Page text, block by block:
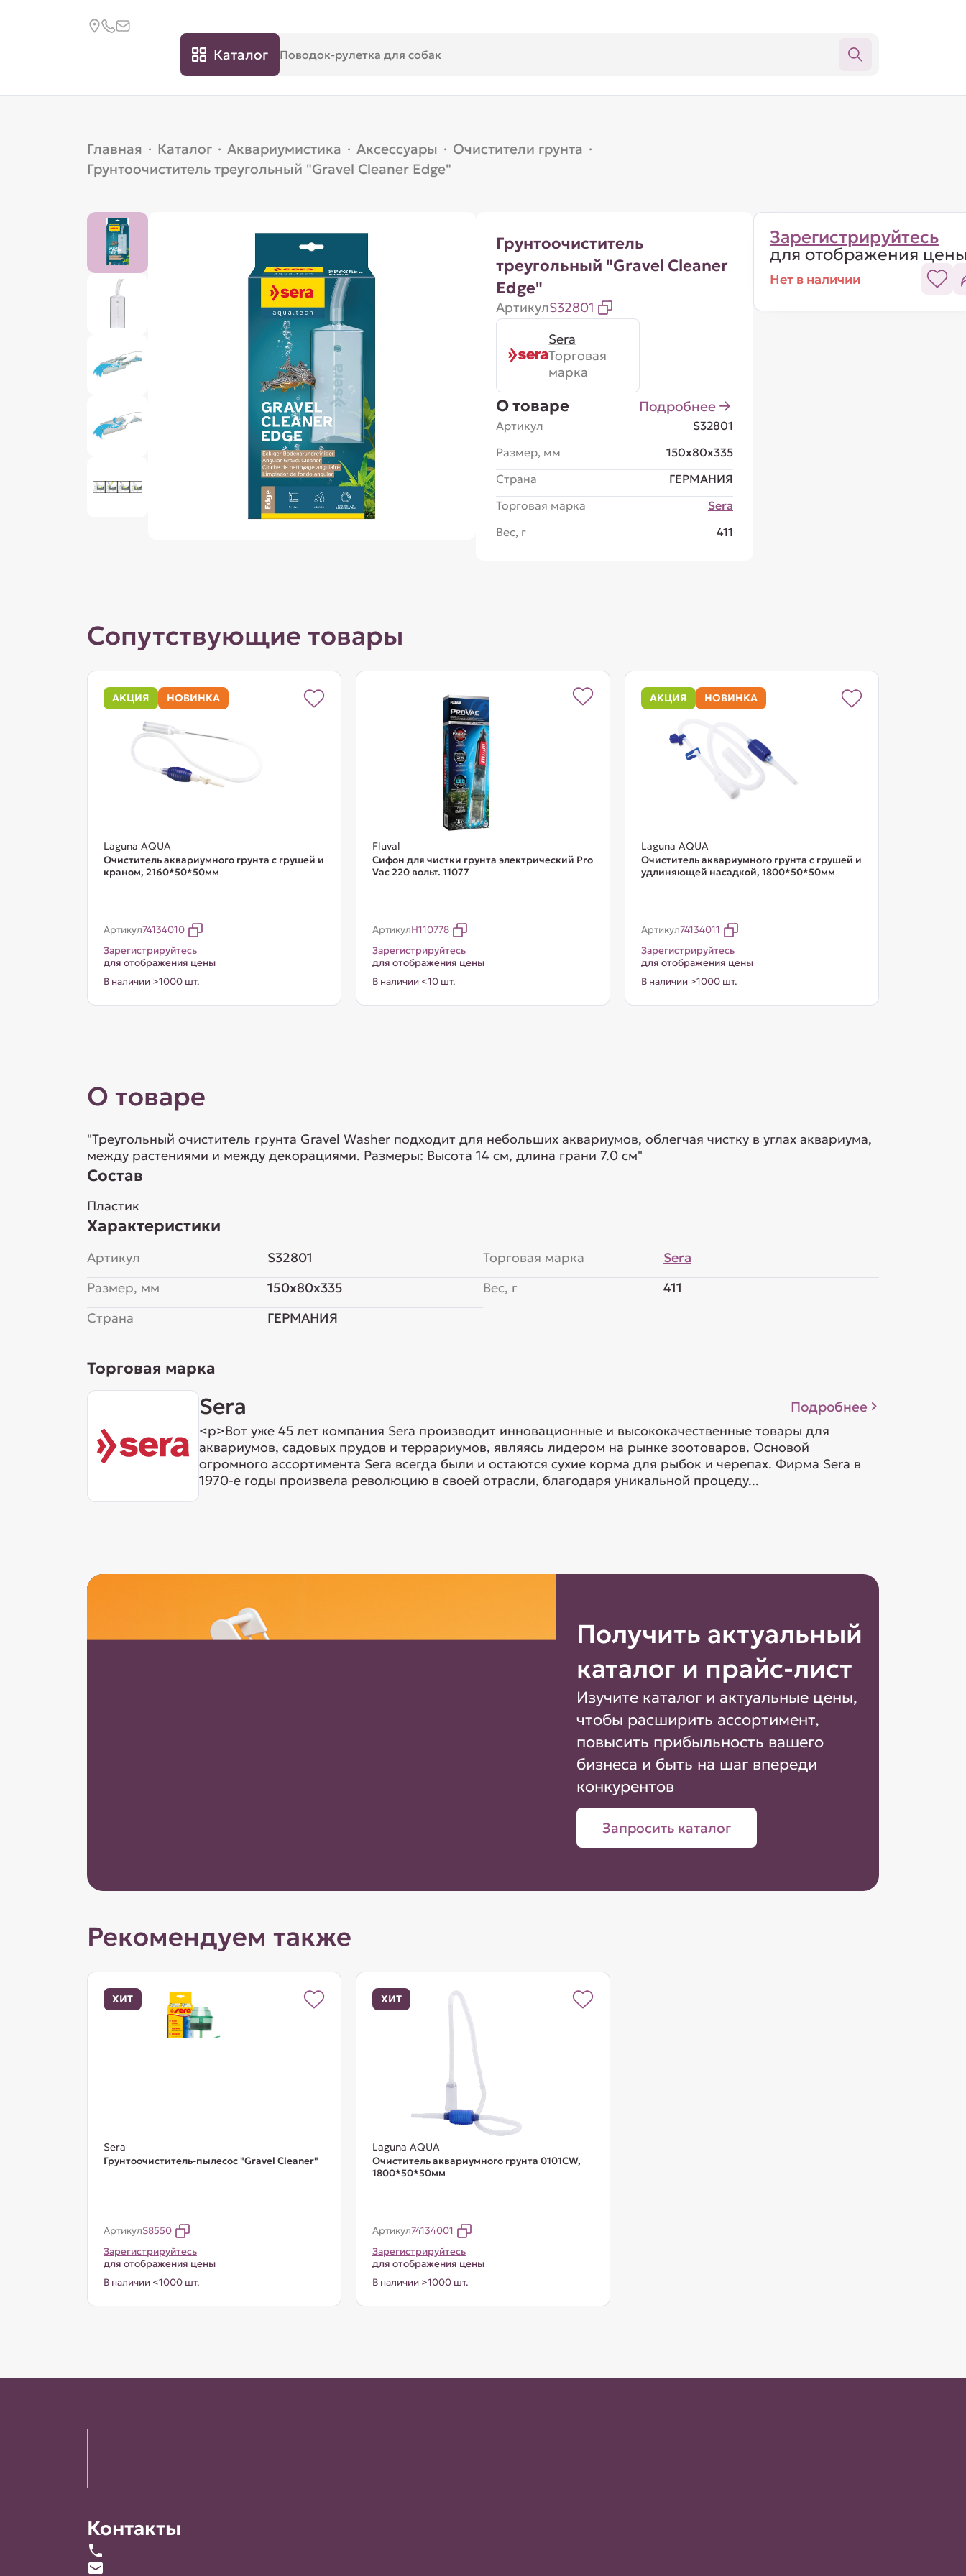
Каталог
Главная · Каталог · Аквариумистика · Аксессуары · Очистители грунта ·
Грунтоочиститель треугольный "Gravel Cleaner Edge"
Грунтоочиститель
треугольный "Gravel Cleaner
Edge"
АртикулS32801
Sera
Торговая
марка
О товаре Подробнее
Артикул
S32801
Размер, мм
150x80x335
Страна
ГЕРМАНИЯ
Торговая марка
Sera
Вес, г
411
Зарегистрируйтесь
для отображения
Нет в наличии
Сопутствующие товары
АКЦИЯ НОВИНКА
Laguna AQUA
Очиститель аквариумного грунта с грушей и
краном, 2160*50*50мм
Артикул74134010
Зарегистрируйтесь
для отображения цены
В наличии >1000 шт.
Fluval
Сифон для чистки грунта электрический Pro
Vac 220 вольт. 11077
АртикулH110778
Зарегистрируйтесь
для отображения цены
В наличии <10 шт.
АКЦИЯ НОВИНКА
Laguna AQUA
Очиститель аквариумного грунта с грушей и
удлиняющей насадкой, 1800*50*50мм
Артикул74134011
Зарегистрируйтесь
для отображения цены
В наличии >1000 шт.
О товаре
"Треугольный очиститель грунта Gravel Washer подходит для небольших аквариумов, облегчая чистку в углах аквариума,
между растениями и между декорациями. Размеры: Высота 14 см, длина грани 7.0 см"
Состав
Пластик
Характеристики
Артикул
S32801
Размер, мм
150x80x335
Страна
ГЕРМАНИЯ
Торговая марка
Sera
Вес, г
411
Торговая марка
Sera Подробнее
<p>Вот уже 45 лет компания Sera производит инновационные и высококачественные товары для
аквариумов, садовых прудов и террариумов, являясь лидером на рынке зоотоваров. Основой
огромного ассортимента Sera всегда были и остаются сухие корма для рыбок и черепах. Фирма Sera в
1970-е годы произвела революцию в своей отрасли, благодаря уникальной процеду...
Получить актуальный
каталог и прайс-лист
Изучите каталог и актуальные цены,
чтобы расширить ассортимент,
повысить прибыльность вашего
бизнеса и быть на шаг впереди
конкурентов
Запросить каталог
Рекомендуем также
ХИТ
Sera
Грунтоочиститель-пылесос "Gravel Cleaner"
АртикулS8550
Зарегистрируйтесь
для отображения цены
В наличии <1000 шт.
ХИТ
Laguna AQUA
Очиститель аквариумного грунта 0101CW,
1800*50*50мм
Артикул74134001
Зарегистрируйтесь
для отображения цены
В наличии >1000 шт.
Контакты